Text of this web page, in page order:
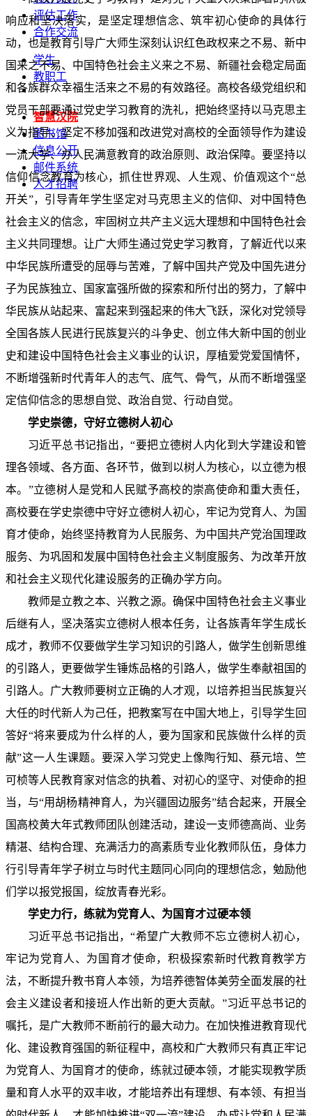
评估工作
合作交流
学生
教职工
智慧汉院
图书馆
信息公开
邮件系统
人才招聘
响应和坚决落实，是坚定理想信念、筑牢初心使命的具体行
动，也是教育引导广大师生深刻认识红色政权来之不易、新中
国来之不易、中国特色社会主义来之不易、新疆社会稳定局面
和各族群众幸福生活来之不易的有效路径。高校各级党组织和
党员干部要通过党史学习教育的洗礼，把始终坚持以马克思主
义为指导、坚定不移加强和改进党对高校的全面领导作为建设
一流大学、办人民满意教育的政治原则、政治保障。要坚持以
信仰信念教育为核心，抓住世界观、人生观、价值观这个“总
开关”，引导青年学生坚定对马克思主义的信仰、对中国特色
社会主义的信念，牢固树立共产主义远大理想和中国特色社会
主义共同理想。让广大师生通过党史学习教育，了解近代以来
中华民族所遭受的屈辱与苦难，了解中国共产党及中国先进分
子为民族独立、国家富强所做的探索和所付出的努力，了解中
华民族从站起来、富起来到强起来的伟大飞跃，深化对党领导
全国各族人民进行民族复兴的斗争史、创立伟大新中国的创业
史和建设中国特色社会主义事业的认识，厚植爱党爱国情怀，
不断增强新时代青年人的志气、底气、骨气，从而不断增强坚
定信仰信念的思想自觉、政治自觉、行动自觉。
学史崇德，守好立德树人初心
习近平总书记指出，“要把立德树人内化到大学建设和管
理各领域、各方面、各环节，做到以树人为核心，以立德为根
本。”立德树人是党和人民赋予高校的崇高使命和重大责任，
高校要在学史崇德中守好立德树人初心，牢记为党育人、为国
育才使命，始终坚持教育为人民服务、为中国共产党治国理政
服务、为巩固和发展中国特色社会主义制度服务、为改革开放
和社会主义现代化建设服务的正确办学方向。
教师是立教之本、兴教之源。确保中国特色社会主义事业
后继有人，坚决落实立德树人根本任务，让各族青年学生成长
成才，教师不仅要做学生学习知识的引路人，做学生创新思维
的引路人，更要做学生锤炼品格的引路人，做学生奉献祖国的
引路人。广大教师要树立正确的人才观，以培养担当民族复兴
大任的时代新人为己任，把教案写在中国大地上，引导学生回
答好“将来要成为什么样的人，要为国家和民族做什么样的贡
献”这一人生课题。要深入学习党史上像陶行知、蔡元培、竺
可桢等人民教育家对信念的执着、对初心的坚守、对使命的担
当，与“用胡杨精神育人，为兴疆固边服务”结合起来，开展全
国高校黄大年式教师团队创建活动，建设一支师德高尚、业务
精湛、结构合理、充满活力的高素质专业化教师队伍，身体力
行引导青年学子树立与时代主题同心同向的理想信念，勉励他
们学以报党报国，绽放青春光彩。
学史力行，练就为党育人、为国育才过硬本领
习近平总书记指出，“希望广大教师不忘立德树人初心，
牢记为党育人、为国育才使命，积极探索新时代教育教学方
法，不断提升教书育人本领，为培养德智体美劳全面发展的社
会主义建设者和接班人作出新的更大贡献。”习近平总书记的
嘱托，是广大教师不断前行的最大动力。在加快推进教育现代
化、建设教育强国的新征程中，高校和广大教师只有真正牢记
为党育人、为国育才的使命，练就过硬本领，才能实现教学质
量和育人水平的双丰收，才能培养出有理想、有本领、有担当